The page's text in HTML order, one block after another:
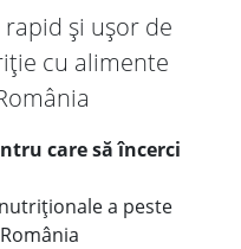
rapid și ușor de
cu alimente
care să încerci
a peste